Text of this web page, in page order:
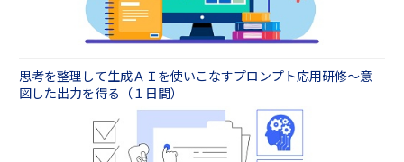
思考を整理して生成ＡＩを使いこなすプロンプト応用研修～意
図した出力を得る（１日間）